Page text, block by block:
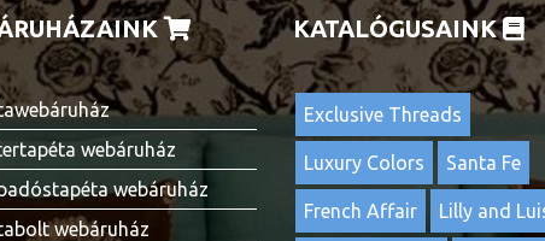
webáruház
webáruház
webáruház
KATALÓGUSAINK
Exclusive Threads
Luxury Colors Santa Fe
French Affair Lilly and